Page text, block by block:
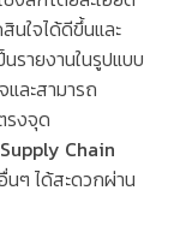
นใจได้ดีขึ้นและ
รายงานในรูปแบบ
และสามารถ
รงจุด
Chain
นๆ ได้สะดวกผ่าน